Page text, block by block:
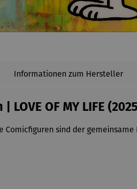
Informationen zum Hersteller
LOVE OF MY LIFE
Comicfiguren sind der